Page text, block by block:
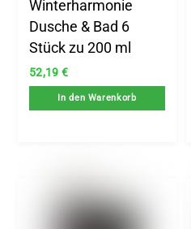
Winterharmonie
Dusche & Bad 6
Stück zu 200 ml
52,19 €
In den Warenkorb